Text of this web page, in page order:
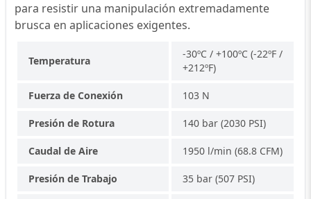
para resistir una manipulación extremadamente
brusca en aplicaciones exigentes.
Temperatura
-30ºC / +100ºC (-22ºF /
+212ºF)
Fuerza de Conexión 103 N
Presión de Rotura 140 bar (2030 PSI)
Caudal de Aire 1950 l/min (68.8 CFM)
Presión de Trabajo 35 bar (507 PSI)